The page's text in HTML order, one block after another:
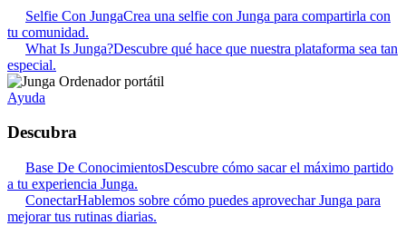
Selfie Con JungaCrea una selfie con Junga para compartirla con
tu comunidad.
What Is Junga?Descubre qué hace que nuestra plataforma sea tan
especial.
Ayuda
Descubra
Base De ConocimientosDescubre cómo sacar el máximo partido
a tu experiencia Junga.
ConectarHablemos sobre cómo puedes aprovechar Junga para
mejorar tus rutinas diarias.